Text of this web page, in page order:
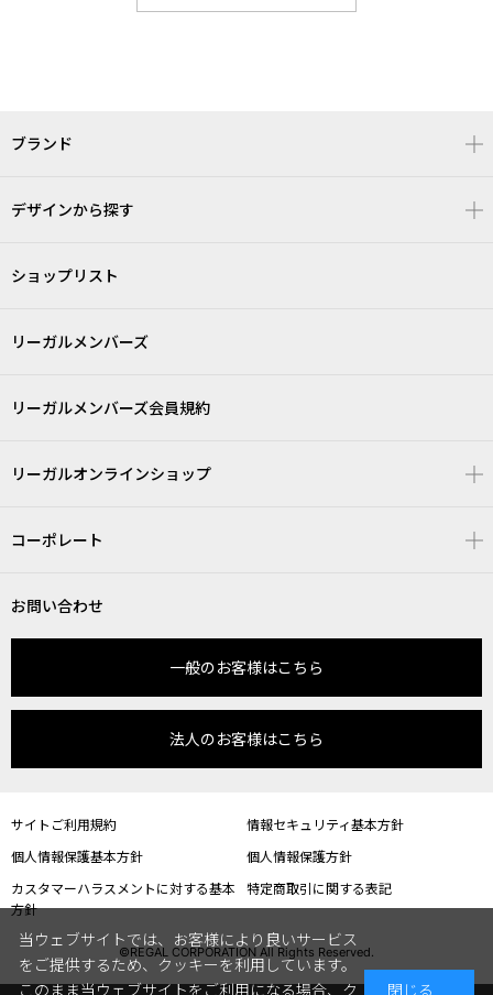
ブランド
デザインから探す
ショップリスト
リーガルメンバーズ
リーガルメンバーズ会員規約
リーガルオンラインショップ
コーポレート
お問い合わせ
一般のお客様はこちら
法人のお客様はこちら
サイトご利用規約
情報セキュリティ基本方針
個人情報保護基本方針
個人情報保護方針
カスタマーハラスメントに対する基本
方針
特定商取引に関する表記
©REGAL CORPORATION All Rights Reserved.
当ウェブサイトでは、お客様により良いサービス
をご提供するため、クッキーを利用しています。
このまま当ウェブサイトをご利用になる場合、ク
閉じる